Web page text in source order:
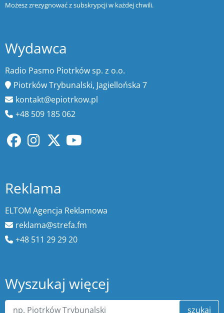
Możesz zrezygnować z subskrypcji w każdej chwili.
Wydawca
Radio Pasmo Piotrków sp. z o.o.
Piotrków Trybunalski, Jagiellońska 7
kontakt@epiotrkow.pl
+48 509 185 062
Reklama
ELTOM Agencja Reklamowa
reklama@strefa.fm
+48 511 29 29 20
Wyszukaj więcej
szukaj